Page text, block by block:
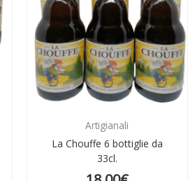
Artigianali
La Chouffe 6 bottiglie da
33cl.